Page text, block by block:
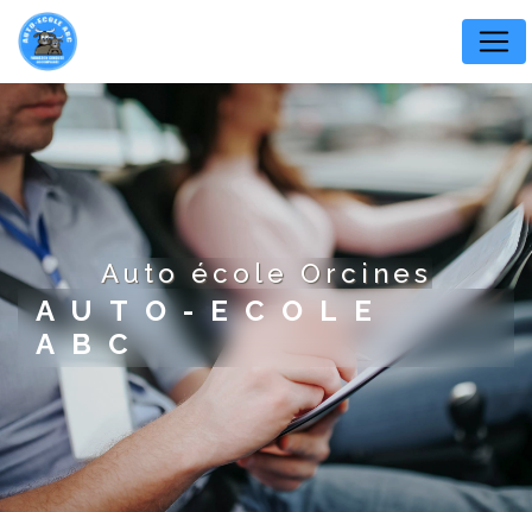
auto école Orcines
AUTO-ECOLE
ABC
Panneau de gestion des cookies